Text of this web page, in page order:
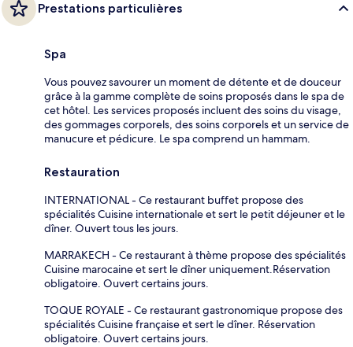
Prestations particulières
Spa
Vous pouvez savourer un moment de détente et de douceur
grâce à la gamme complète de soins proposés dans le spa de
cet hôtel. Les services proposés incluent des soins du visage,
des gommages corporels, des soins corporels et un service de
manucure et pédicure. Le spa comprend un hammam.
Restauration
INTERNATIONAL - Ce restaurant buffet propose des
spécialités Cuisine internationale et sert le petit déjeuner et le
dîner. Ouvert tous les jours.
MARRAKECH - Ce restaurant à thème propose des spécialités
Cuisine marocaine et sert le dîner uniquement.Réservation
obligatoire. Ouvert certains jours.
TOQUE ROYALE - Ce restaurant gastronomique propose des
spécialités Cuisine française et sert le dîner. Réservation
obligatoire. Ouvert certains jours.